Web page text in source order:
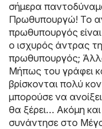
σήμερα
Πρωθυπουργώ! Το
πρωθυπουργός
ο ισχυρός άντρας
πρωθυπουργός;
Μήπως του γράφει
βρίσκονται πολύ
μπορούσε να
θα ξέρει… Ακόμη
συνάντησε στο